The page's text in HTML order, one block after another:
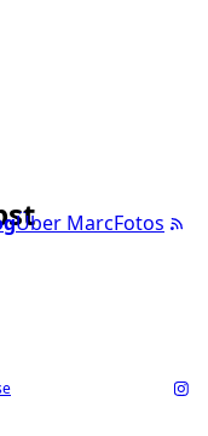
Über MarcFotos